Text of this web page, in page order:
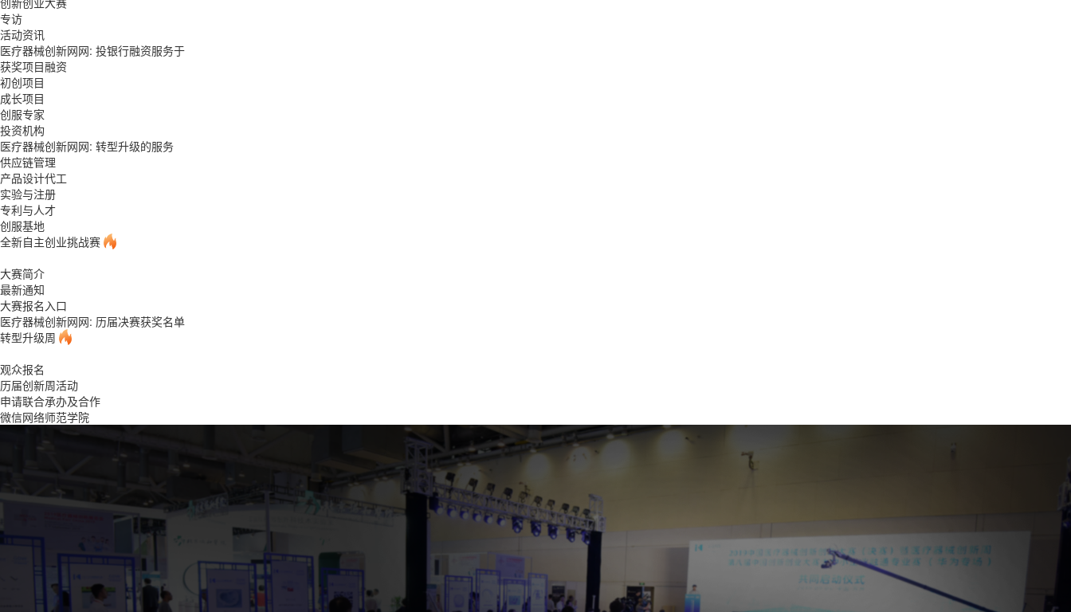
专访
活动资讯
医疗器械创新网网: 投银行融资服务于
获奖项目融资
初创项目
成长项目
创服专家
投资机构
医疗器械创新网网: 转型升级的服务
供应链管理
产品设计代工
实验与注册
专利与人才
创服基地
全新自主创业挑战赛
大赛简介
最新通知
大赛报名入口
医疗器械创新网网: 历届决赛获奖名单
转型升级周
观众报名
历届创新周活动
申请联合承办及合作
微信网络师范学院